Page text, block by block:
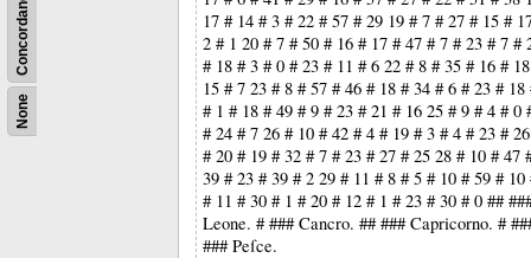
None
Concordance
17 # 14 # 3 # 22 # 57 # 29 19 # 7 # 27 # 15 #
2 # 1 20 # 7 # 50 # 16 # 17 # 47 # 7 # 23 # 7 #
# 18 # 3 # 0 # 23 # 11 # 6 22 # 8 # 35 # 16 #
15 # 7 23 # 8 # 57 # 46 # 18 # 34 # 6 # 23 #
# 1 # 18 # 49 # 9 # 23 # 21 # 16 25 # 9 # 4 # 0
# 24 # 7 26 # 10 # 42 # 4 # 19 # 3 # 4 # 23 #
# 20 # 19 # 32 # 7 # 23 # 27 # 25 28 # 10 # 47
39 # 23 # 39 # 2 29 # 11 # 8 # 5 # 10 # 59 #
# 11 # 30 # 1 # 20 # 12 # 1 # 23 # 30 # 0 ##
Leone. # ### Cancro. ## ### Capricorno. #
### Peſce.